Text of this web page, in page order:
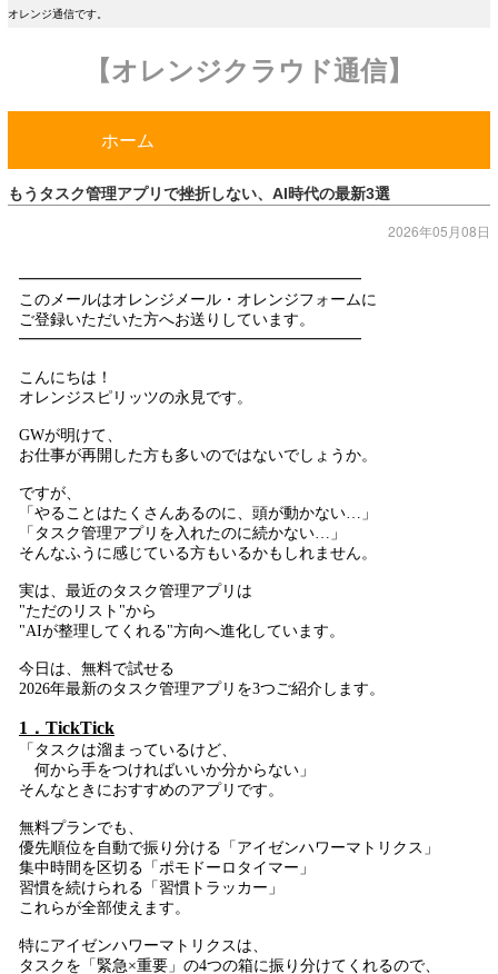
オレンジ通信です。
【オレンジクラウド通信】
ホーム
もうタスク管理アプリで挫折しない、AI時代の最新3選
2026年05月08日